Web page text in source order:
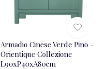
Armadio Cinese Verde Pino -
Orientique Collezione
L90xP40xA80cm